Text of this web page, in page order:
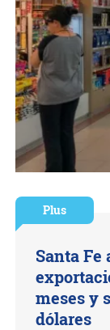
Plus
Santa Fe
meses y
dólares